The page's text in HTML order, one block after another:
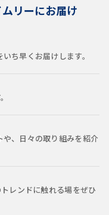
リーにお届け
ち早くお届けします。
、日々の取り組みを紹介
レンドに触れる場をぜひ